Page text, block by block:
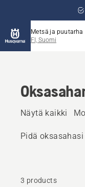
Metsä ja puutarha
FI, Suomi
Näytä kaikki
Pidä
3 products